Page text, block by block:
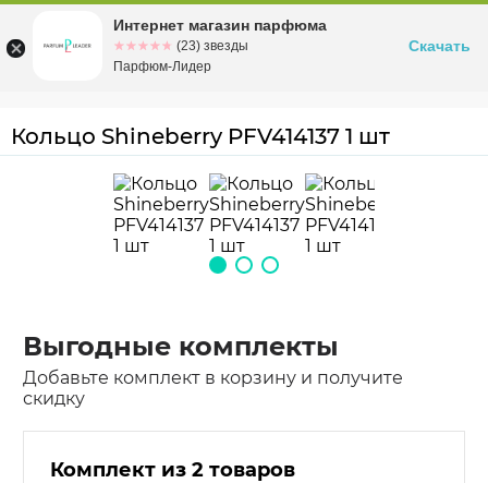
Омскул. Заозерная, 11, к. 1
Кольцо Shineberry PFV414137 1 шт
Выгодные комплекты
Добавьте комплект в корзину и получите
скидку
Комплект из 2 товаров
Интернет магазин парфюма
☆☆☆☆☆
★★★★★ (23) звезды
Парфюм-Лидер
Скачать